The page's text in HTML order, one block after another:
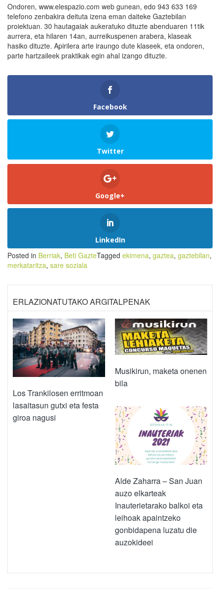
Ondoren, www.elespazio.com web gunean, edo 943 633 169
telefono zenbakira deituta izena eman daiteke Gaztebilan
proiektuan. 30 hautagaiak aukeratuko dituzte abenduaren 11tik
aurrera, eta hilaren 14an, aurreikuspenen arabera, klaseak
hasiko dituzte. Apirilera arte iraungo dute klaseek, eta ondoren,
parte hartzaileek praktikak egin ahal izango dituzte.
Facebook
Twitter
Google+
LinkedIn
Posted in Berriak, Beti GazteTagged ekimena, gaztea, gaztebilan,
merkataritza, sare soziala
ERLAZIONATUTAKO ARGITALPENAK
Los Trankilosen erritmoan
lasaitasun gutxi eta festa
giroa nagusi
Musikirun, maketa onenen
bila
Alde Zaharra – San Juan
auzo elkarteak
Inauterietarako balkoi eta
leihoak apaintzeko
gonbidapena luzatu die
auzokideei